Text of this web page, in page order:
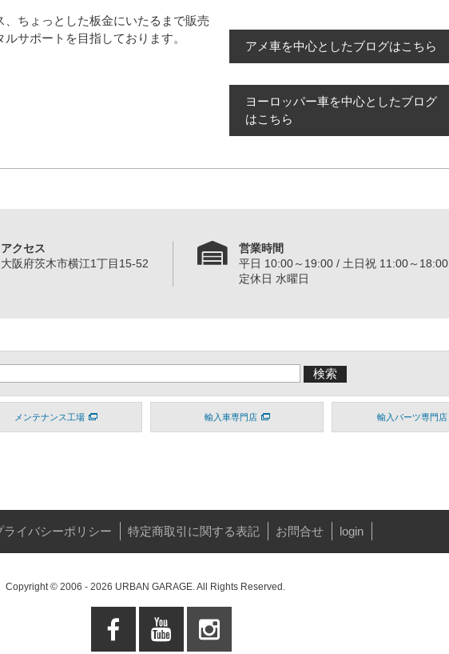
ちょっとした板金にいたるまで販売
サポートを目指しております。
アメ車を中心としたブログはこちら
ヨーロッパー車を中心としたブログ
はこちら
アクセス
大阪府茨木市横江1丁目15-52
営業時間
平日 10:00～19:00 / 土日祝 11:00～18:00
定休日 水曜日
メンテナンス工場 輸入車専門店 輸入パーツ専門店
ライバシーポリシー 特定商取引に関する表記 お問合せ login
Copyright © 2006 - 2026 URBAN GARAGE. All Rights Reserved.